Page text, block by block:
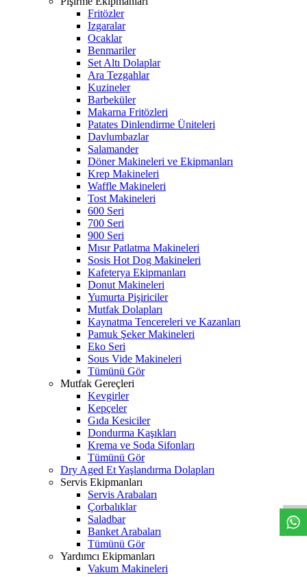
Fritözler
Izgaralar
Ocaklar
Benmariler
Set Altı Dolaplar
Ara Tezgahlar
Kuzineler
Barbeküler
Makarna Fritözleri
Patates Dinlendirme Üniteleri
Davlumbazlar
Salamander
Döner Makineleri ve Ekipmanları
Krep Makineleri
Waffle Makineleri
Tost Makineleri
600 Seri
700 Seri
900 Seri
Mısır Patlatma Makineleri
Sosis Hot Dog Makineleri
Kafeterya Ekipmanları
Donut Makineleri
Yumurta Pişiriciler
Mutfak Dolapları
Kaynatma Tencereleri ve Kazanları
Pamuk Şeker Makineleri
Eko Seri
Sous Vide Makineleri
Tümünü Gör
Mutfak Gereçleri
Kevgirler
Kepçeler
Gıda Kesiciler
Dondurma Kaşıkları
Krema ve Soda Sifonları
Tümünü Gör
Dry Aged Et Yaşlandırma Dolapları
Servis Ekipmanları
Servis Arabaları
Çorbalıklar
Saladbar
Banket Arabaları
Tümünü Gör
Yardımcı Ekipmanları
Vakum Makineleri